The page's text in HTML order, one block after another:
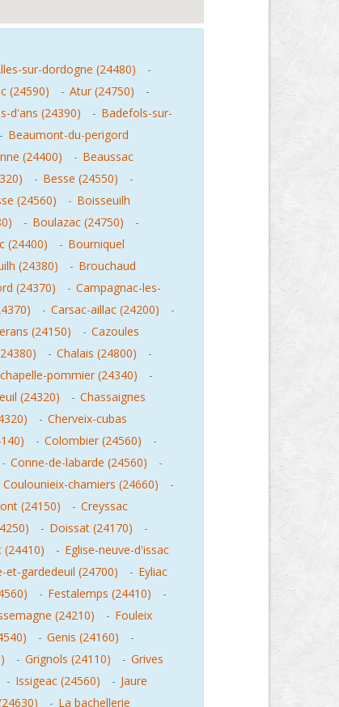
sur-dordogne (24480)
-
(24590) - Atur (24750)
-
d'ans (24390) - Badefols-sur-
- Beaumont-du-perigord
(24400) - Beaussac
- Besse (24550)
-
(24560) - Boisseuilh
- Boulazac (24750)
-
(24400) - Bourniquel
(24380) - Brouchaud
(24370) - Campagnac-les-
- Carsac-aillac (24200)
-
(24150) - Cazoules
- Chalais (24800)
-
pommier (24340)
-
(24320) - Chassaignes
- Cherveix-cubas
- Colombier (24560)
-
- Conne-de-labarde (24560)
-
Coulounieix-chamiers (24660)
-
(24150) - Creyssac
- Doissat (24170)
-
(24410) - Eglise-neuve-d'issac
et-gardedeuil (24700) - Eyliac
- Festalemps (24410)
-
(24210) - Fouleix
- Genis (24160)
-
- Grignols (24110) - Grives
- Issigeac (24560) - Jaure
- La bachellerie